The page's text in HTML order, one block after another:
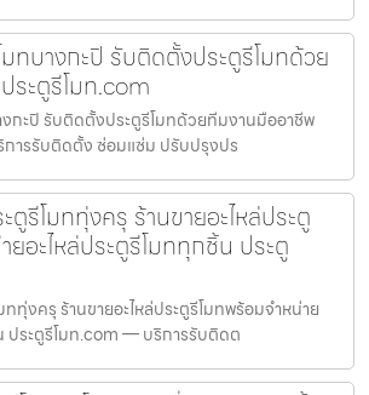
ทบางกะปิ รับติดตั้งประตูรีโมทด้วย
ระตูรีโมท.com
กะปิ รับติดตั้งประตูรีโมทด้วยทีมงานมืออาชีพ
ารรับติดตั้ง ซ่อมแซ่ม ปรับปรุงปร
ตูรีโมททุ่งครุ ร้านขายอะไหล่ประตู
ยอะไหล่ประตูรีโมททุกชิ้น ประตู
ททุ่งครุ ร้านขายอะไหล่ประตูรีโมทพร้อมจำหน่าย
ประตูรีโมท.com — บริการรับติดต